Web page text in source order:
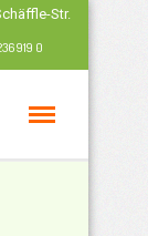
Str.
919 0